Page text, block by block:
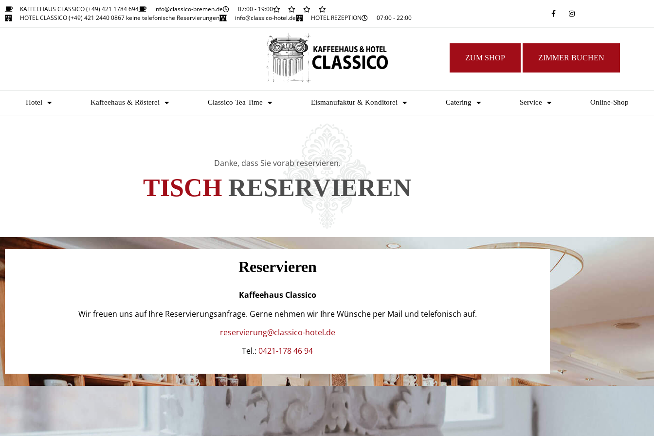
KAFFEEHAUS CLASSICO (+49) 421 1784 694 info@classico-bremen.de
07:00 - 19:00
HOTEL CLASSICO (+49) 421 2440 0867 keine telefonische Reservierungen
info@classico-hotel.de HOTEL REZEPTION 07:00 - 22:00
ZIMMER BUCHEN
ZUM SHOP
Hotel Kaffeehaus & Rösterei Classico Tea Time Eismanufaktur & Konditorei Catering Service Online-Shop
Danke, dass Sie vorab reservieren.
TISCH RESERVIEREN
Reservieren
KaffeehausClassico
Wir freuen uns auf Ihre Reservierungsanfrage. Gerne nehmen wir Ihre Wünsche per Mail und telefonisch auf.
reservierung@classico-hotel.de
Tel.: 0421-178 46 94